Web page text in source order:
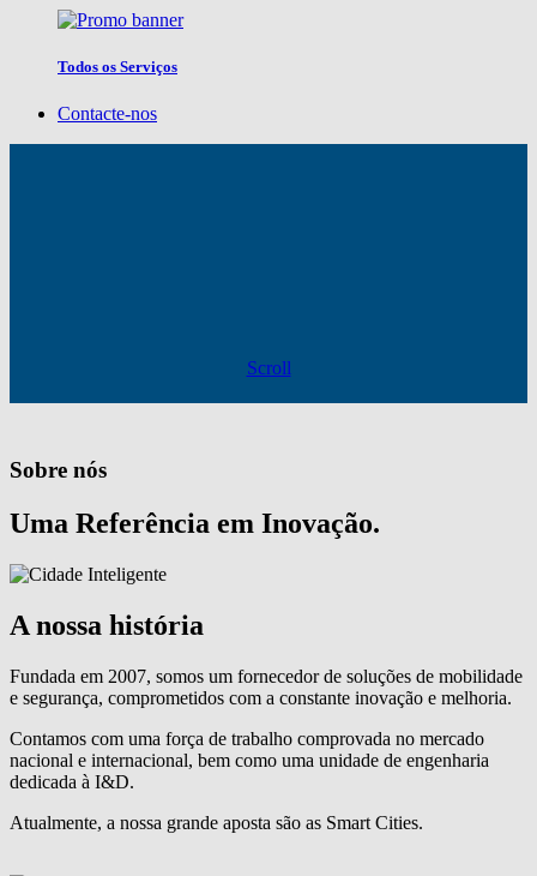
Todos os Serviços
Contacte-nos
Scroll
Sobre nós
Uma Referência em Inovação.
A nossa história
Fundada em 2007, somos um fornecedor de soluções de mobilidade
e segurança, comprometidos com a constante inovação e melhoria.
Contamos com uma força de trabalho comprovada no mercado
nacional e internacional, bem como uma unidade de engenharia
dedicada à I&D.
Atualmente, a nossa grande aposta são as Smart Cities.